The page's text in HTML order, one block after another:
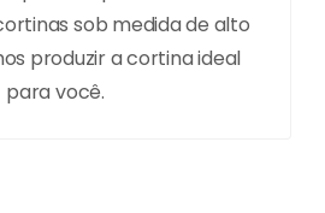
sob medida de alto
produzir a cortina ideal
para você.